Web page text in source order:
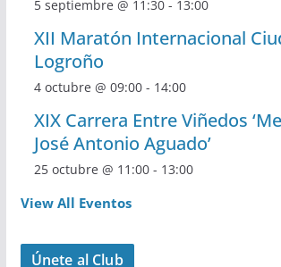
5 septiembre @ 11:30- 13:00
XII Maratón Internacional
Logroño
4 octubre @ 09:00- 14:00
XIX Carrera Entre Viñedos
José Antonio Aguado’
25 octubre @ 11:00- 13:00
View All Eventos
Únete al Club